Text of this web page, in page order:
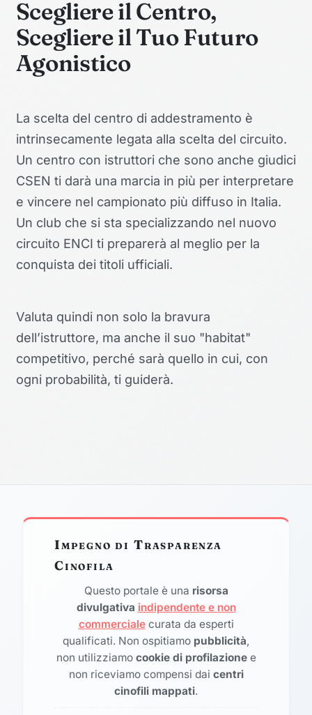
Scegliere il Centro,
Scegliere il Tuo Futuro
Agonistico
La scelta del centro di addestramento è
intrinsecamente legata alla scelta del circuito.
Un centro con istruttori che sono anche giudici
CSEN ti darà una marcia in più per interpretare
e vincere nel campionato più diffuso in Italia.
Un club che si sta specializzando nel nuovo
circuito ENCI ti preparerà al meglio per la
conquista dei titoli ufficiali.
Valuta quindi non solo la bravura
dell’istruttore, ma anche il suo "habitat"
competitivo, perché sarà quello in cui, con
ogni probabilità, ti guiderà.
Impegno di Trasparenza
Cinofila
Questo portale è una risorsa
divulgativa indipendente e non
commercialecurata da esperti
qualificati. Non ospitiamo pubblicità,
non utilizziamo cookie di profilazionee
non riceviamo compensi dai centri
cinofili mappati.